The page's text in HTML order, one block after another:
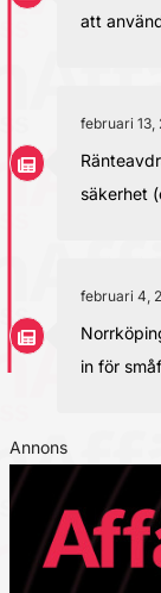
att
februari 13,
säkerhet
februari 4,
in för
Annons